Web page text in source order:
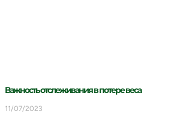
Важность отслеживания в потере веса
11/07/2023